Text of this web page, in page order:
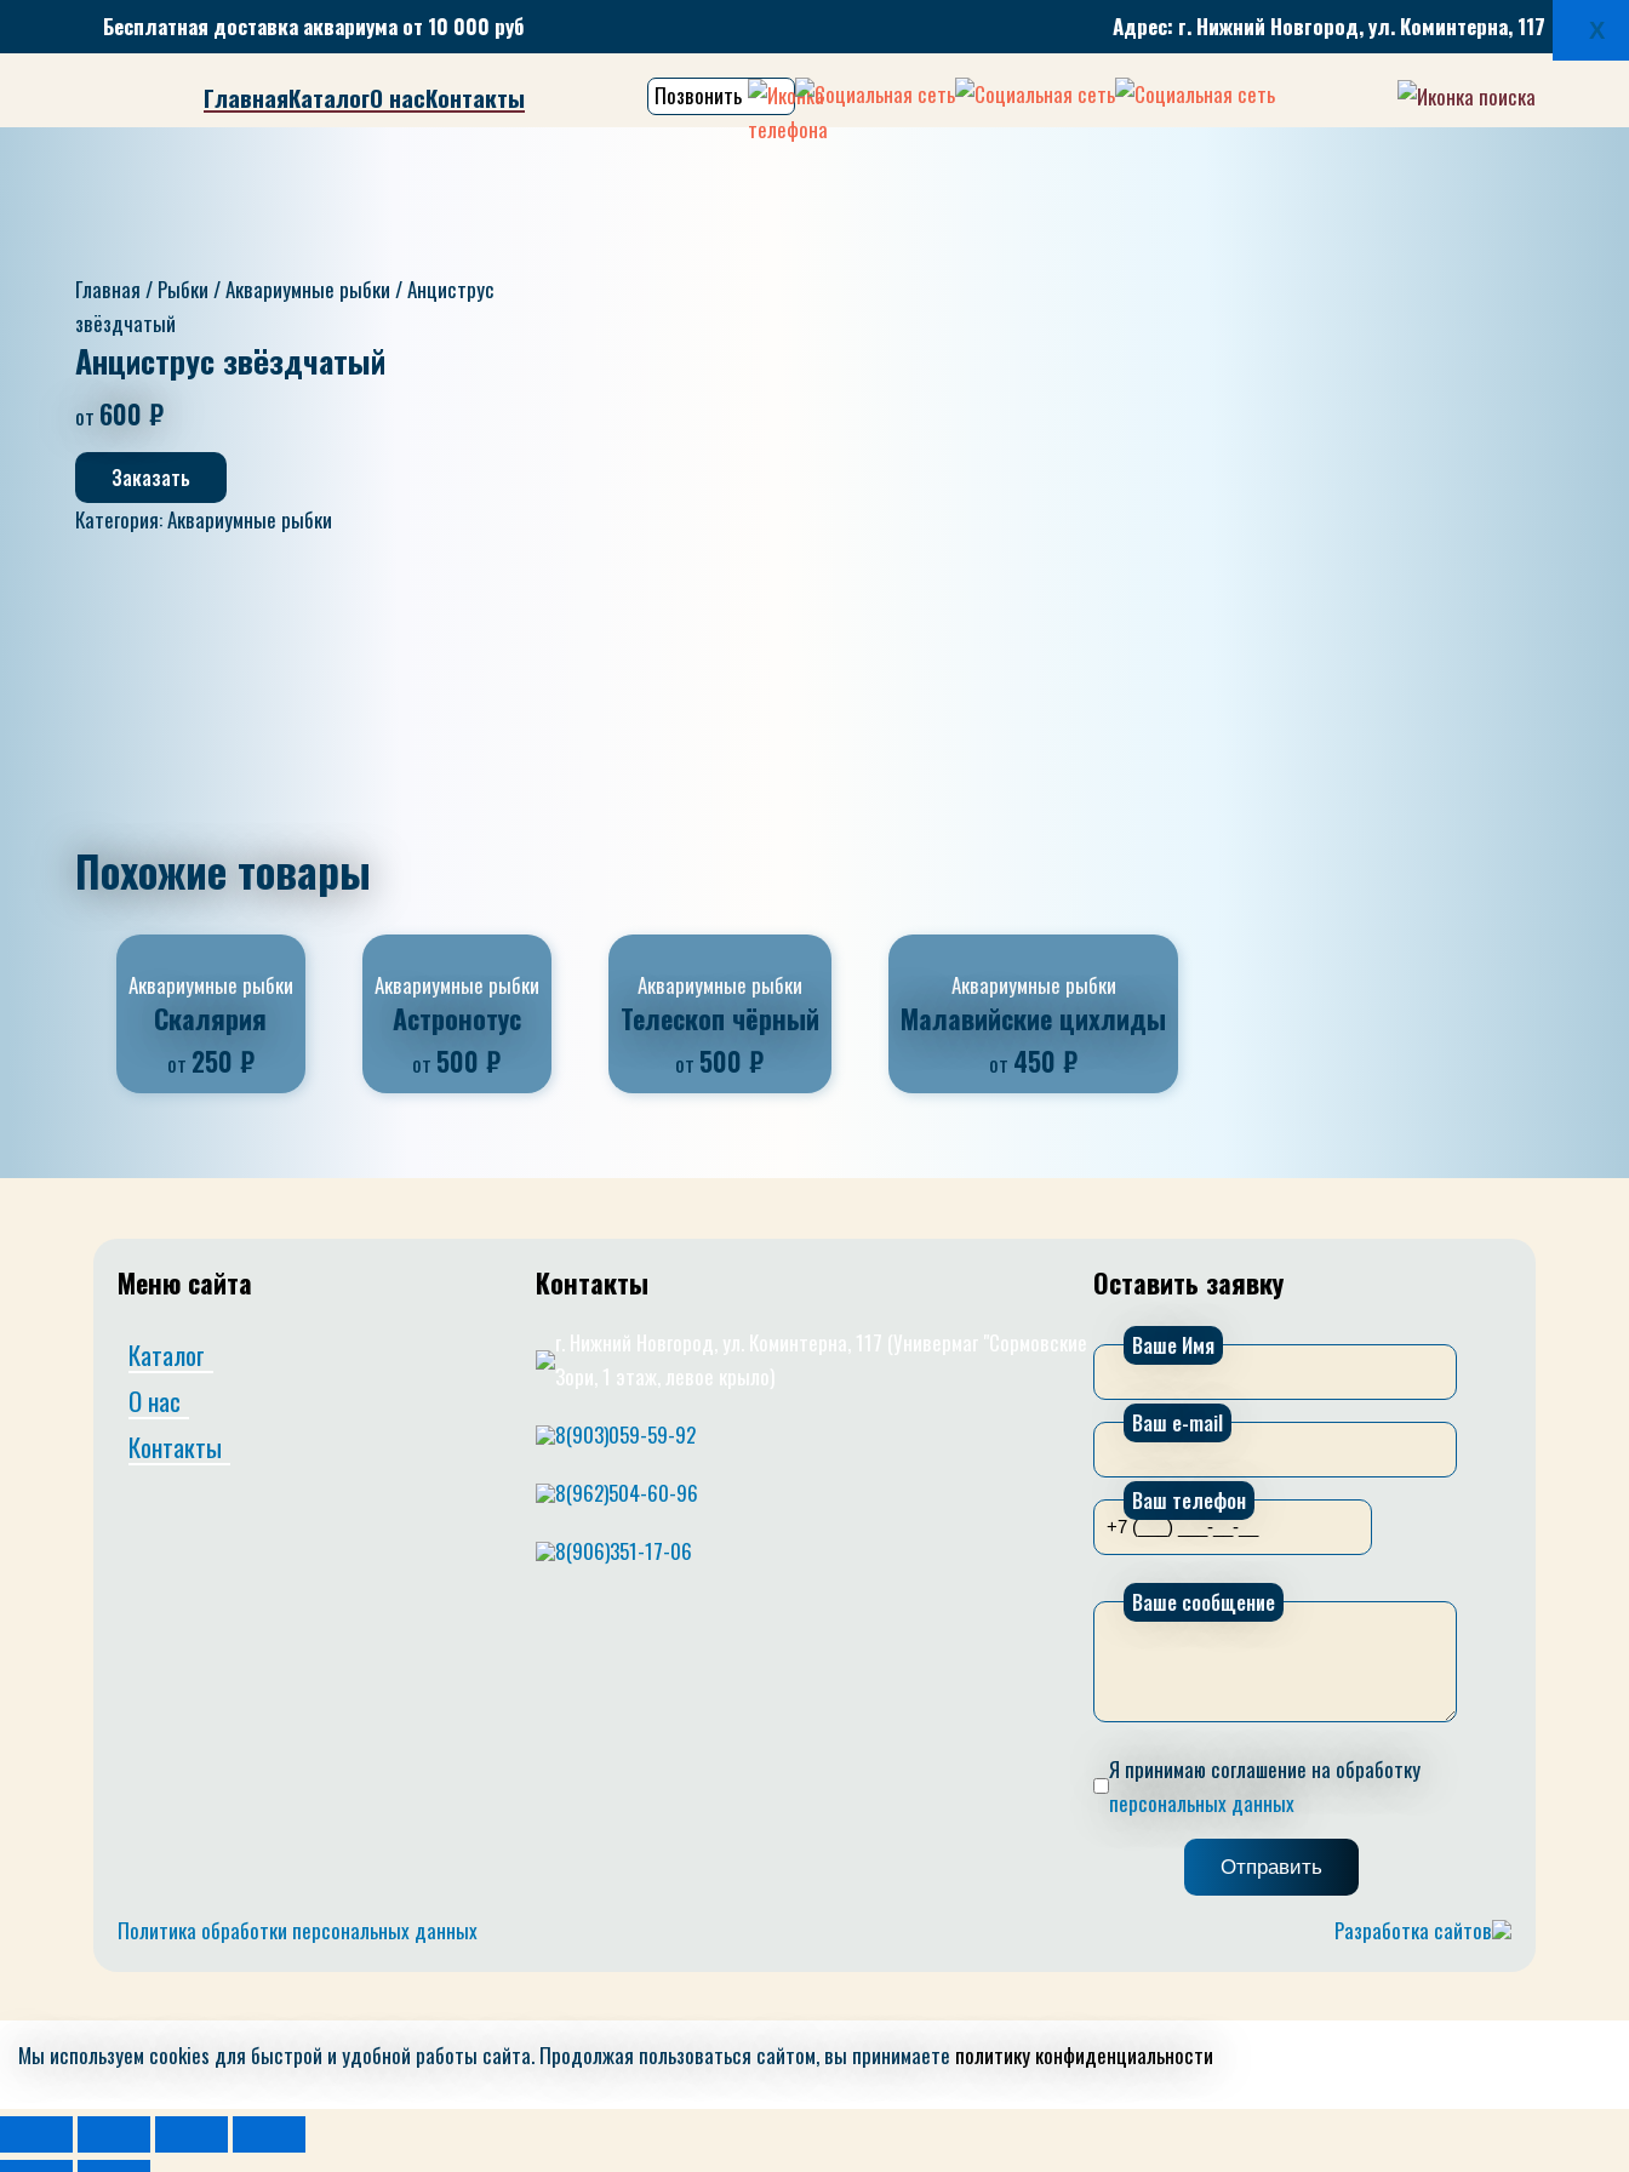
Бесплатная доставка аквариума от 10 000 руб Адрес: г. Нижний Новгород, ул. Коминтерна, 117
ГлавнаяКаталогО насКонтакты Позвонить
Главная / Рыбки /Аквариумные рыбки / Анциструс
звёздчатый
Анциструс звёздчатый
от 600 ₽
Заказать
Категория:Аквариумные рыбки
Похожие товары
Аквариумные рыбки
Скалярия
от 250 ₽
Аквариумные рыбки
Астронотус
от 500₽
Аквариумные рыбки
Телескоп чёрный
от 500₽
Аквариумные рыбки
Малавийские цихлиды
от 450₽
Меню сайта
Каталог
О нас
Контакты
Контакты
г. Нижний Новгород, ул. Коминтерна, 117 (Универмаг "Сормовские
Зори, 1 этаж, левое крыло)
8(903)059-59-92
8(962)504-60-96
8(906)351-17-06
Оставить заявку
Ваше Имя
Ваш e-mail
Ваш телефон
Ваше сообщение
Я принимаю соглашение на обработку
персональных данных
Политика обработки персональных данных Разработка сайтов
Мы используем cookies для быстрой и удобной работы сайта. Продолжая пользоваться сайтом, вы принимаете политику конфиденциальности
X